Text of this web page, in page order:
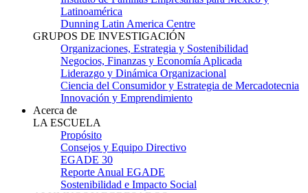
Latinoamérica
Dunning Latin America Centre
GRUPOS DE INVESTIGACIÓN
Organizaciones, Estrategia y Sostenibilidad
Negocios, Finanzas y Economía Aplicada
Liderazgo y Dinámica Organizacional
Ciencia del Consumidor y Estrategia de Mercadotecnia
Innovación y Emprendimiento
Acerca de
LA ESCUELA
Propósito
Consejos y Equipo Directivo
EGADE 30
Reporte Anual EGADE
Sostenibilidad e Impacto Social